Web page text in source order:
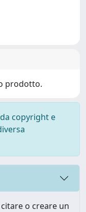
prodotto.
copyright e
o creare un